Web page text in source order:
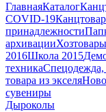
ГлавнаяКаталог
COVID-19
принадлежности
архивацииХозтовары
2016Школа 2015
техника
товара из экселя
сувениры
Дыроколы